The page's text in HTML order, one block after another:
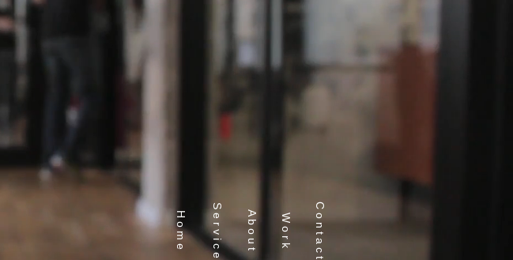
ームページ制作 | グラフィックデザイン | プラスドットデザイン
S e r v i c e A b o u t W o r k C o n t a c t
H o m e